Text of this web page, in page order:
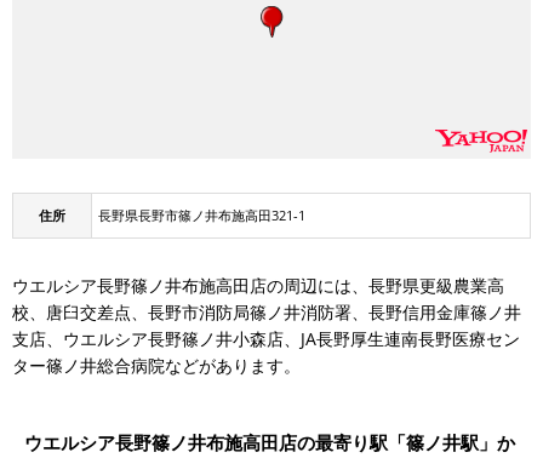
住所 長野県長野市篠ノ井布施高田321-1
ウエルシア長野篠ノ井布施高田店の周辺には、長野県更級農業高
校、唐臼交差点、長野市消防局篠ノ井消防署、長野信用金庫篠ノ井
支店、ウエルシア長野篠ノ井小森店、JA長野厚生連南長野医療セン
ター篠ノ井総合病院などがあります。
ウエルシア長野篠ノ井布施高田店の最寄り駅「篠ノ井駅」か